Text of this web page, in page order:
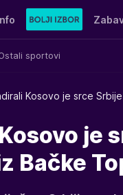
sportovi
Kosovo je srce Srbije
je
Bačke